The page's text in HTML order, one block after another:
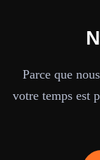
Parce que
votre temps est